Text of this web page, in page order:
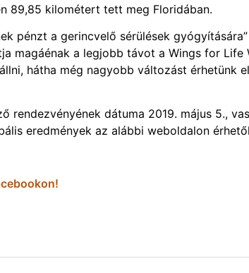
89,85 kilométert tett meg Floridában.
pénzt a gerincvelő sérülések
magáénak a legjobb távot a Wings for Life
hátha még nagyobb változást érhetünk
rendezvényének dátuma 2019. május 5.,
eredmények az alábbi weboldalon